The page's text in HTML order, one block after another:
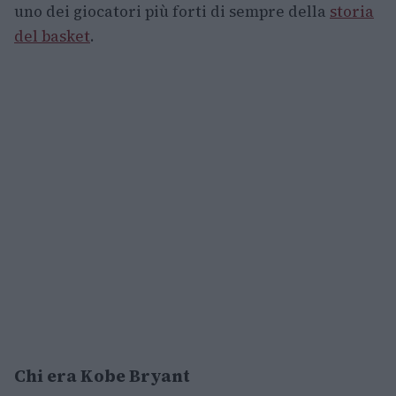
uno dei giocatori più forti di sempre della storia
del basket.
Chi era Kobe Bryant